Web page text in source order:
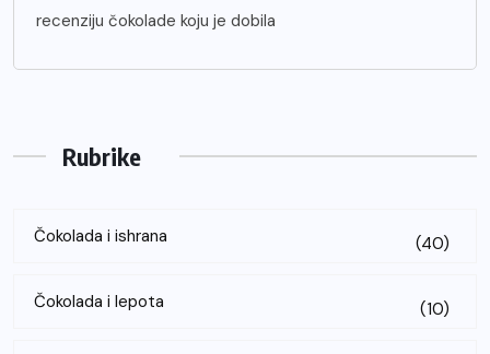
recenziju čokolade koju je dobila
Rubrike
Čokolada i ishrana (40)
Čokolada i lepota (10)